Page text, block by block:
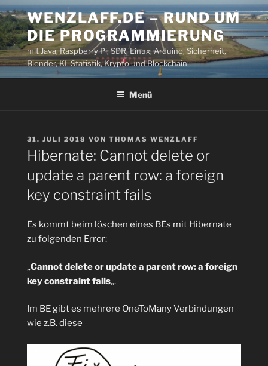
Zum
Inhalt
springen
WENZLAFF.DE – RUND UM
DIE PROGRAMMIERUNG
mit Java, Raspberry Pi, SDR, Linux, Arduino, Sicherheit,
Blender, KI, Statistik, Krypto und Blockchain
Menü
VERÖFFENTLICHT
AM
31. JULI 2018 VON THOMAS WENZLAFF
Hibernate: Cannot delete or
update a parent row: a foreign
key constraint fails
Es kommt beim löschen eines BEs mit Hibernate
zu folgenden Error:
„Cannot delete or update a parent row: a foreign
key constraint fails„.
Im BE gibt es mehrere OneToMany Verbindungen
wie z.B. diese